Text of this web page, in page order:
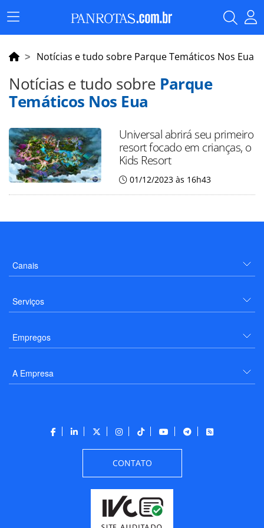
Menu
Principal
Notícias e tudo sobre Parque Temáticos Nos Eua
Notícias e tudo sobre Parque
Temáticos Nos Eua
Universal abrirá seu primeiro
resort focado em crianças, o
Kids Resort
01/12/2023 às 16h43
Canais
Serviços
Empregos
A Empresa
CONTATO